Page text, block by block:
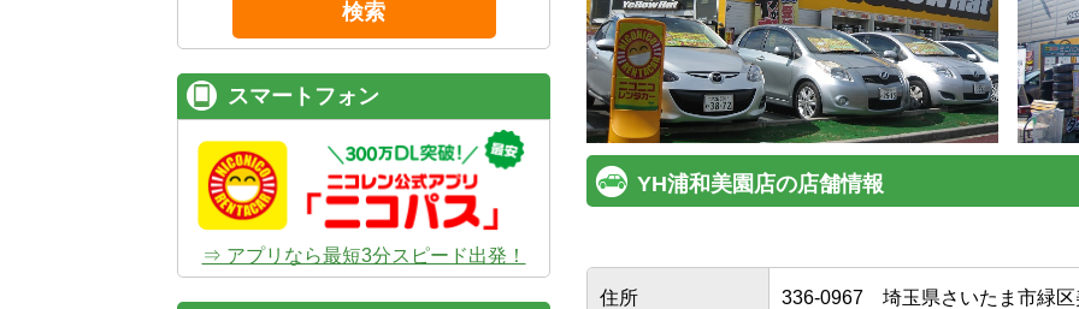
YH浦和美園店の店舗情報
住所 336-0967 埼玉県さいたま市緑
検索
スマートフォン
⇒ アプリなら最短3分スピード出発！